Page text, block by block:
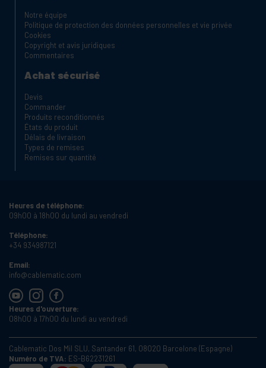
Notre équipe
Politique de protection des données personnelles et vie privée
Cookies
Copyright et avis juridiques
Commentaires
Achat sécurisé
Devis
Commander
Produits reconditionnés
États du produit
Délais de livraison
Types de remises
Remises sur quantité
Heures de téléphone:
09h00 à 18h00 du lundi au vendredi
Téléphone:
+34 934987121
Email:
info@cablematic.com
Heures d'ouverture:
08h00 à 17h00 du lundi au vendredi
Cablematic Dos Mil SLU, Santander 61, 08020 Barcelone (Espagne)
Numéro de TVA: ES-B62231261